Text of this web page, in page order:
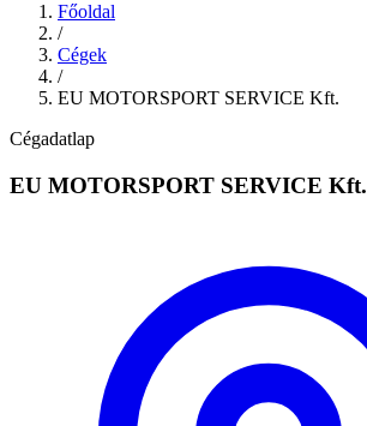
Főoldal
/
Cégek
/
EU MOTORSPORT SERVICE Kft.
Cégadatlap
EU MOTORSPORT SERVICE Kft.